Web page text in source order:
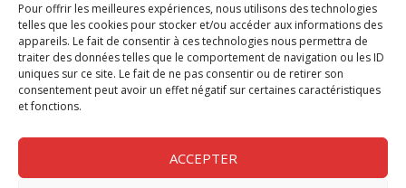
Pour offrir les meilleures expériences, nous utilisons des technologies
telles que les cookies pour stocker et/ou accéder aux informations des
appareils. Le fait de consentir à ces technologies nous permettra de
traiter des données telles que le comportement de navigation ou les ID
uniques sur ce site. Le fait de ne pas consentir ou de retirer son
consentement peut avoir un effet négatif sur certaines caractéristiques
et fonctions.
ACCEPTER
Chèque Compta
Chèque Emploi Spectacle
G-Pods
Profession Audio-visuel